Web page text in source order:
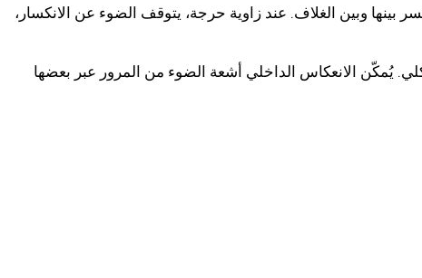
بينها وبين الغلاف. عند زاوية حرجة، يتوقف الضوء عن الانكسار،
يُمكّن الانعكاس الداخلي أشعة الضوء من المرور عبر بعضها